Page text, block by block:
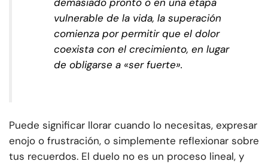
demasiado pronto o en una etapa
vulnerable de la vida, la superación
comienza por permitir que el dolor
coexista con el crecimiento, en lugar
de obligarse a «ser fuerte».
Puede significar llorar cuando lo necesitas, expresar
enojo o frustración, o simplemente reflexionar sobre
tus recuerdos. El duelo no es un proceso lineal, y